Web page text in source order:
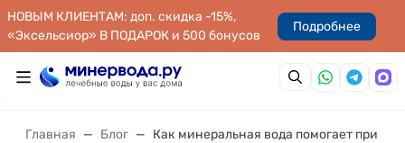
НОВЫМ КЛИЕНТАМ: доп. скидка -15%,
«Эксельсиор» В ПОДАРОК и 500 бонусов
Подробнее
Главная Блог Как минеральная вода помогает при